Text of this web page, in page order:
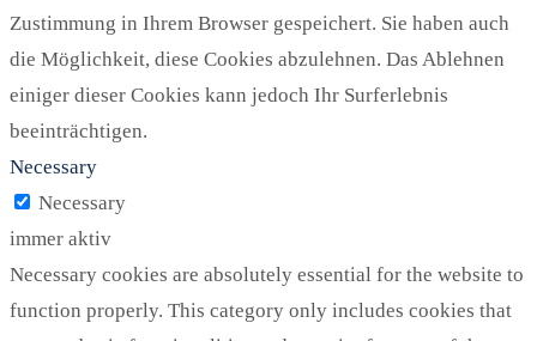
Zustimmung in Ihrem Browser gespeichert. Sie haben auch
die Möglichkeit, diese Cookies abzulehnen. Das Ablehnen
einiger dieser Cookies kann jedoch Ihr Surferlebnis
beeinträchtigen.
Necessary
Necessary
immer aktiv
Necessary cookies are absolutely essential for the website to
function properly. This category only includes cookies that